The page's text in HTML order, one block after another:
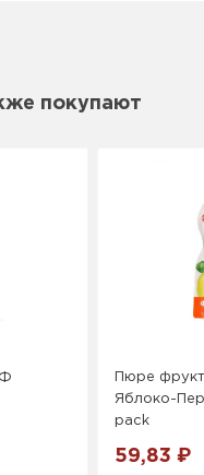
покупают
Ф
Пюре
Яблоко-
pack
59,83 ₽